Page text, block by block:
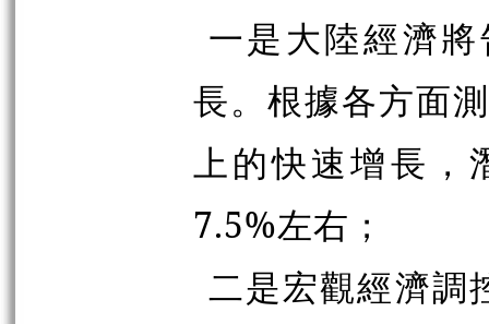
一是大陸經濟
長。根據各方面
上的快速增長，
7.5%左右；
二是宏觀經濟調